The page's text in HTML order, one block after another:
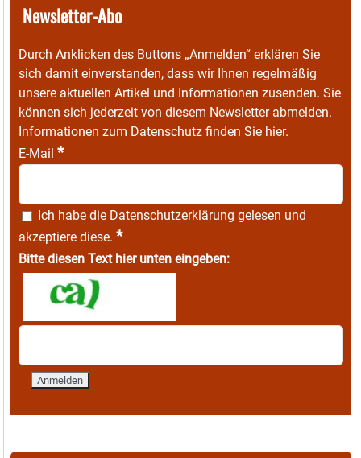
Newsletter-Abo
Durch Anklicken des Buttons „Anmelden“ erklären Sie
sich damit einverstanden, dass wir Ihnen regelmäßig
unsere aktuellen Artikel und Informationen zusenden. Sie
können sich jederzeit von diesem Newsletter abmelden.
Informationen zum Datenschutz finden Sie hier.
E-Mail *
Ich habe die Datenschutzerklärung gelesen und
akzeptiere diese. *
Bitte diesen Text hier unten eingeben: